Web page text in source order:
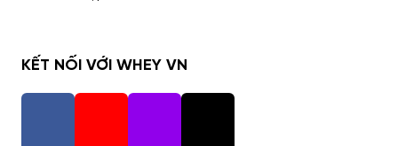
KẾT NỐI VỚI WHEY VN